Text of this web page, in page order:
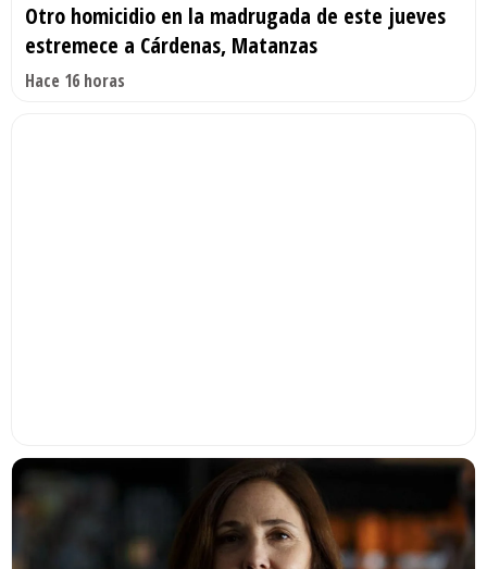
Otro homicidio en la madrugada de este jueves
estremece a Cárdenas, Matanzas
Hace 16 horas